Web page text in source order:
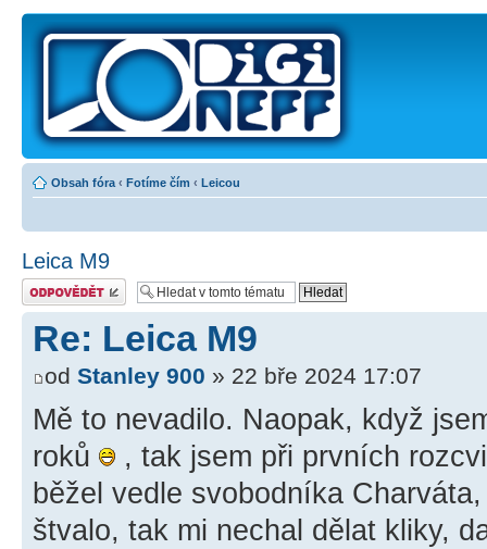
Obsah fóra ‹ Fotíme čím ‹ Leicou
Leica M9
Odeslat odpověď
Re: Leica M9
od Stanley 900 » 22 bře 2024 17:07
Mě to nevadilo. Naopak, když
roků
, tak jsem při prvních
běžel vedle svobodníka
štvalo, tak mi nechal dělat kliky,